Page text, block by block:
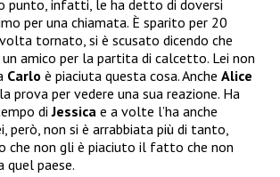
punto, infatti, le ha detto di doversi
per una chiamata. È sparito per 20
tornato, si è scusato dicendo che
amico per la partita di calcetto. Lei non
Carlo è piaciuta questa cosa. Anche Alice
prova per vedere una sua reazione. Ha
diJessica e a volte l’ha anche
però, non si è arrabbiata più di tanto,
che non gli è piaciuto il fatto che non
quel paese.